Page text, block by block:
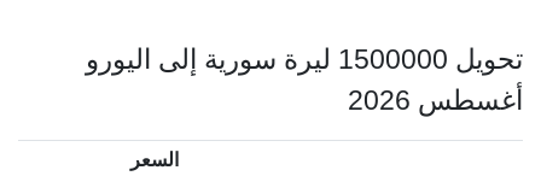
تحويل 1500000 ليرة سورية إلى اليورو
أغسطس 2026
السعر